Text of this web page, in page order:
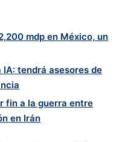
mdp en México, un
IA: tendrá asesores de
fin a la guerra entre
en Irán